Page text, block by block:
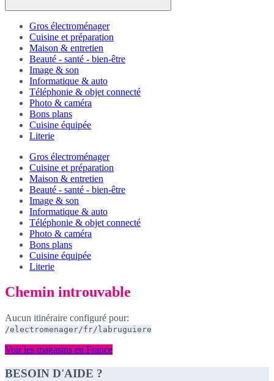
Gros électroménager
Cuisine et préparation
Maison & entretien
Beauté - santé - bien-être
Image & son
Informatique & auto
Téléphonie & objet connecté
Photo & caméra
Bons plans
Cuisine équipée
Literie
Gros électroménager
Cuisine et préparation
Maison & entretien
Beauté - santé - bien-être
Image & son
Informatique & auto
Téléphonie & objet connecté
Photo & caméra
Bons plans
Cuisine équipée
Literie
Chemin introuvable
Aucun itinéraire configuré pour:
/electromenager/fr/labruguiere
Voir les magasins en France
BESOIN D'AIDE ?